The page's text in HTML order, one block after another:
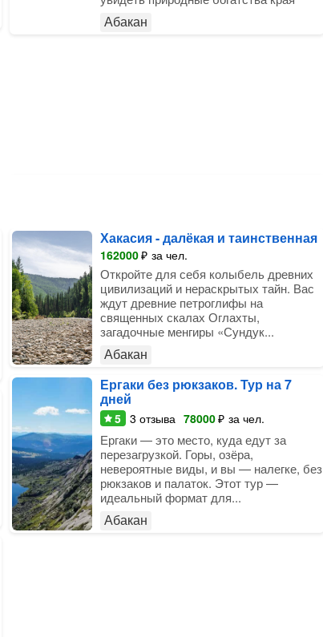
Абакан
Хакасия - далёкая и таинственная
162000₽ за чел.
Откройте для себя колыбель древних
цивилизаций и нераскрытых тайн. Вас
ждут древние петроглифы на
священных скалах Оглахты,
загадочные менгиры «Сундук...
Абакан
Ергаки без рюкзаков. Тур на 7
дней
5 3 отзыва 78000₽ за чел.
Ергаки — это место, куда едут за
перезагрузкой. Горы, озёра,
невероятные виды, и вы — налегке, без
рюкзаков и палаток. Этот тур —
идеальный формат для...
Абакан